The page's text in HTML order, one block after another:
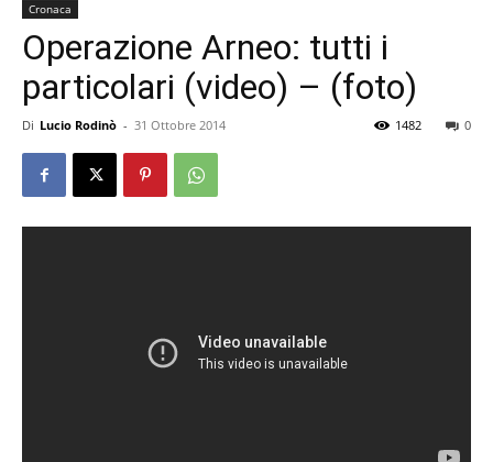
Cronaca
Operazione Arneo: tutti i
particolari (video) – (foto)
Di Lucio Rodinò - 31 Ottobre 2014 0
1482